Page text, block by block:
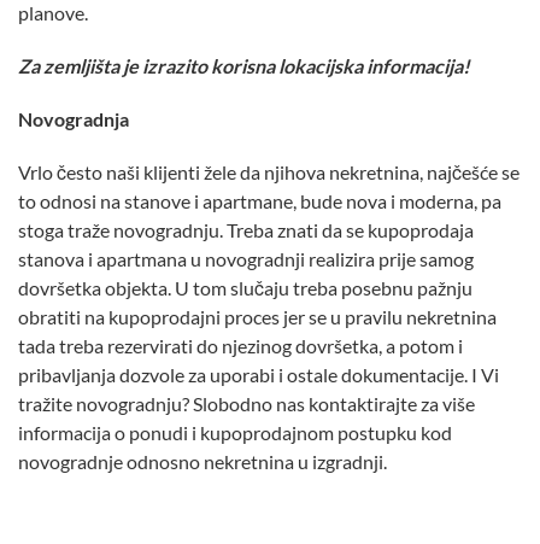
planove.
Za zemljišta je izrazito korisna lokacijska informacija!
Novogradnja
Vrlo često naši klijenti žele da njihova nekretnina, najčešće se
to odnosi na stanove i apartmane, bude nova i moderna, pa
stoga traže novogradnju. Treba znati da se kupoprodaja
stanova i apartmana u novogradnji realizira prije samog
dovršetka objekta. U tom slučaju treba posebnu pažnju
obratiti na kupoprodajni proces jer se u pravilu nekretnina
tada treba rezervirati do njezinog dovršetka, a potom i
pribavljanja dozvole za uporabi i ostale dokumentacije. I Vi
tražite novogradnju? Slobodno nas kontaktirajte za više
informacija o ponudi i kupoprodajnom postupku kod
novogradnje odnosno nekretnina u izgradnji.